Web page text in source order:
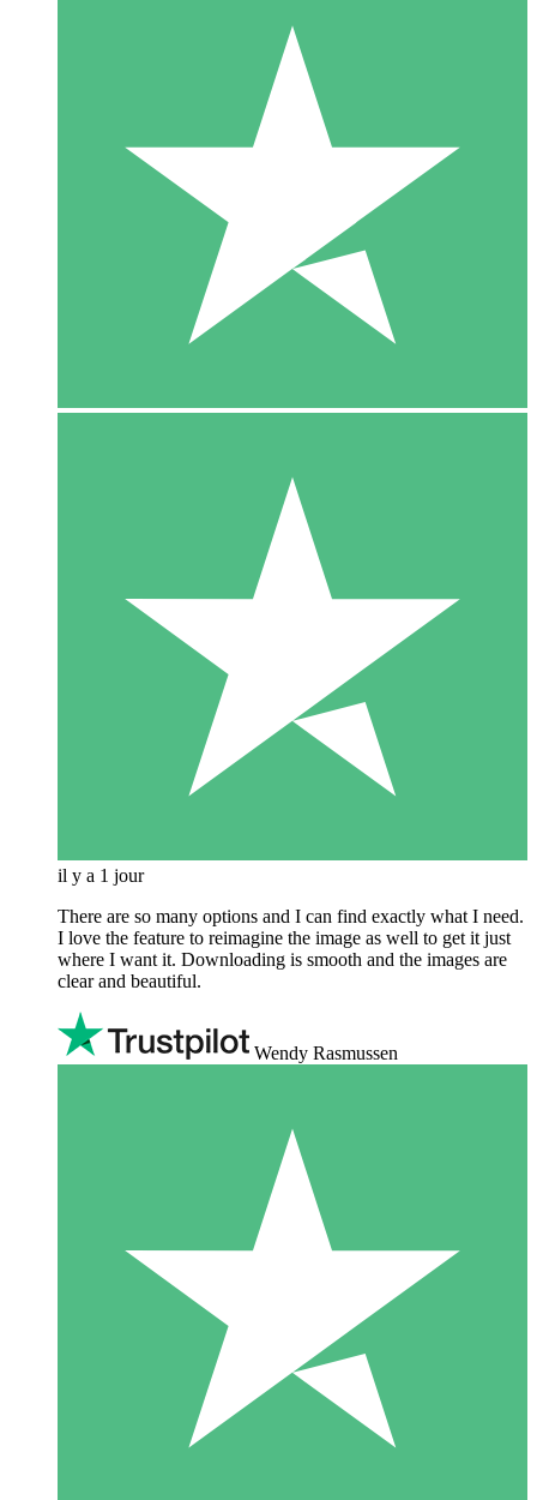
il y a 1 jour
There are so many options and I can find exactly what I need.
I love the feature to reimagine the image as well to get it just
where I want it. Downloading is smooth and the images are
clear and beautiful.
Wendy Rasmussen